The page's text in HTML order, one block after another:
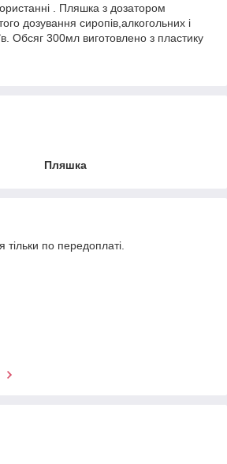
. Пляшка з дозатором
дозування сиропів,алкогольних і
Обсяг 300мл виготовлено з пластику
Пляшка
тільки по передоплаті.